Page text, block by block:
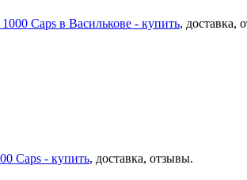
Caps в Василькове - купить, доставка,
Caps - купить, доставка, отзывы.